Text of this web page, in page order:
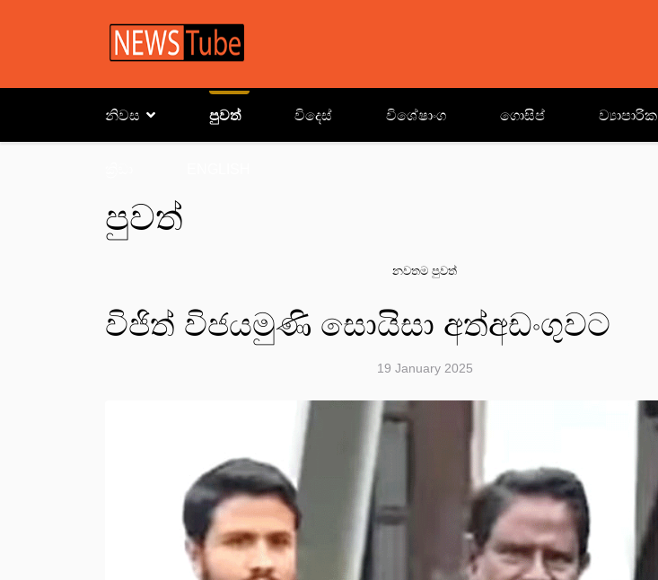
නිවස පුවත් විදෙස් විශේෂාංග ගොසිප් ව්‍යාපාරික
පුවත්
නවතම පුවත්
විජිත් විජයමුණි සොයිසා අත්අඩංගුවට
19 January 2025